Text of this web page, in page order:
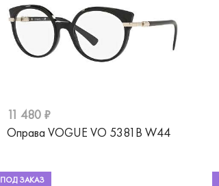
11 480 ₽
Оправа VOGUE VO 5381B W44
ПОД ЗАКАЗ